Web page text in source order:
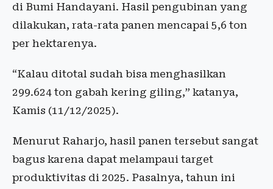
di Bumi Handayani. Hasil pengubinan yang
dilakukan, rata-rata panen mencapai 5,6 ton
per hektarenya.
“Kalau ditotal sudah bisa menghasilkan
299.624 ton gabah kering giling,” katanya,
Kamis (11/12/2025).
Menurut Raharjo, hasil panen tersebut sangat
bagus karena dapat melampaui target
produktivitas di 2025. Pasalnya, tahun ini